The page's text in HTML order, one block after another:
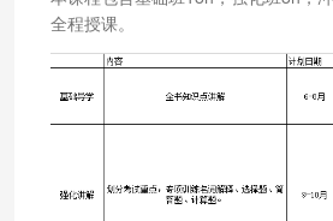
全程授课。